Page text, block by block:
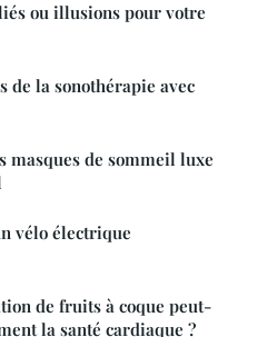
ou illusions pour votre
de la sonothérapie avec
masques de sommeil luxe
vélo électrique
de fruits à coque peut-
la santé cardiaque ?